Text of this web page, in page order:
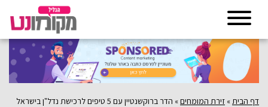
דף הבית » זירת המומחים»
הדר ברוקשנטיין עם 5 טיפים לרכישת נדל"ן בישראל